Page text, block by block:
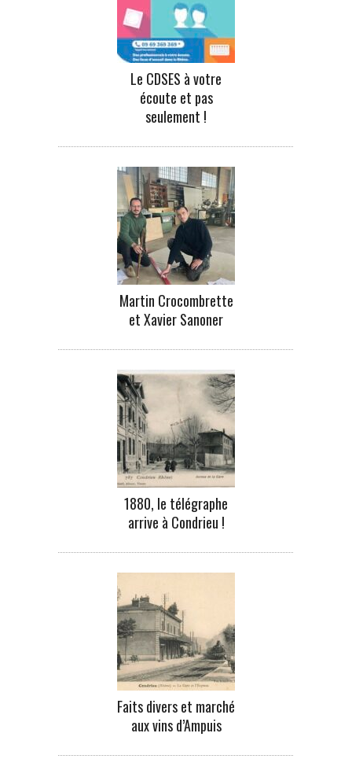
Le CDSES à votre
écoute et pas
seulement !
Martin Crocombrette
et Xavier Sanoner
1880, le télégraphe
arrive à Condrieu !
Faits divers et marché
aux vins d’Ampuis